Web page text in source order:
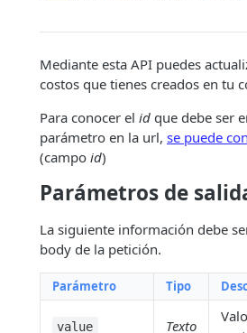
Compañía
Consultar cuentas de
Valor hora ordinaria
Consultar centros de costo
Consultar log de
Crear valor hora ordinaria
Crear centros de costo
Crear cuentas de usuarios
Crear un servicio
Mediante esta API puedes
costos que tienes creados en tu
Para conocer el id que debe ser
parámetro en la url, se puede
(campo id)
Parámetros de
La siguiente información debe
body de la petición.
Parámetro Tipo
value Texto